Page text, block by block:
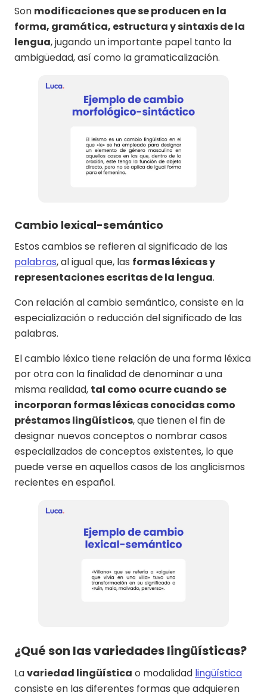
Son modificaciones que se producen en la
forma, gramática, estructura y sintaxis de la
lengua, jugando un importante papel tanto la
ambigüedad, así como la gramaticalización.
Cambio lexical-semántico
Estos cambios se refieren al significado de las
palabras, al igual que, las formas léxicas y
representaciones escritas de la lengua.
Con relación al cambio semántico, consiste en la
especialización o reducción del significado de las
palabras.
El cambio léxico tiene relación de una forma léxica
por otra con la finalidad de denominar a una
misma realidad, tal como ocurre cuando se
incorporan formas léxicas conocidas como
préstamos lingüísticos, que tienen el fin de
designar nuevos conceptos o nombrar casos
especializados de conceptos existentes, lo que
puede verse en aquellos casos de los anglicismos
recientes en español.
¿Qué son las variedades lingüísticas?
Lavariedad lingüística o modalidad lingüística
consiste en las diferentes formas que adquieren